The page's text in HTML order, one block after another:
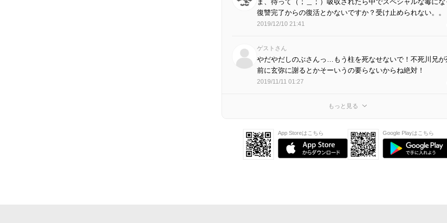
復讐完了からの復活とかないですか？受け止められない。。
2019/12/10 21:41
ゲストさん
やだやだしのぶさんっ…もう柱を死なせないで！不死川兄が
前に玄弥に謝るとかそーいうの要らないからね絶対！
2019/11/11 01:27
もっと見る
App Storeはこちら Google Playはこちら